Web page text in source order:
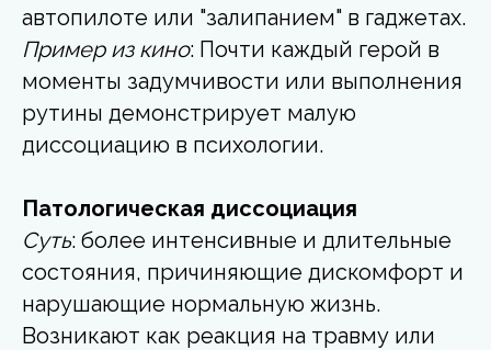
автопилоте или "залипанием" в гаджетах.
Пример из кино: Почти каждый герой в
моменты задумчивости или выполнения
рутины демонстрирует малую
диссоциацию в психологии.
Патологическая диссоциация
Суть: более интенсивные и длительные
состояния, причиняющие дискомфорт и
нарушающие нормальную жизнь.
Возникают как реакция на травму или